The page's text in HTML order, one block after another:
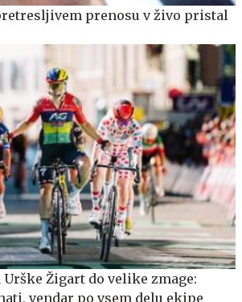
prenosu v živo pristal
Žigart do velike zmage:
vendar po vsem delu ekipe